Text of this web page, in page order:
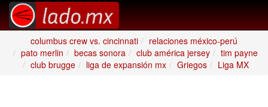
columbus crew vs. cincinnati
relaciones méxico-perú
pato merlin
becas sonora club américa jersey
tim payne
club brugge
liga de expansión mx Griegos Liga MX